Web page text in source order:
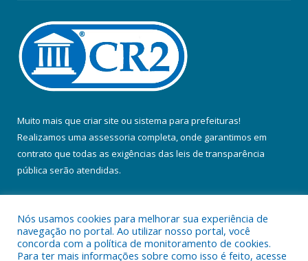
Muito mais que criar site ou sistema para prefeituras!
Realizamos uma assessoria completa, onde garantimos em
contrato que todas as exigências das leis de transparência
pública serão atendidas.
Nós usamos cookies para melhorar sua experiência de
navegação no portal. Ao utilizar nosso portal, você
concorda com a política de monitoramento de cookies.
Para ter mais informações sobre como isso é feito, acesse